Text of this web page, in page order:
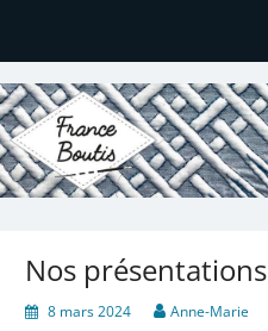
France Boutis
Le site de France Boutis
Nos présentations
8 mars 2024 Anne-Marie